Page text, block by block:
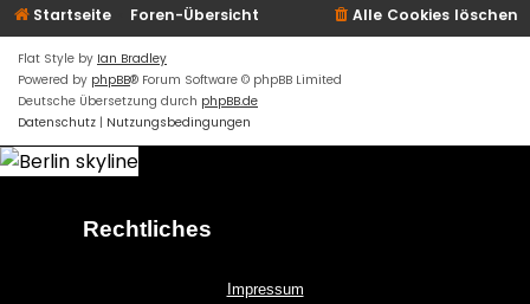
Startseite Foren-Übersicht Alle Cookies löschen
Flat Style by Ian Bradley
Powered by phpBB® Forum Software © phpBB Limited
Deutsche Übersetzung durch phpBB.de
Datenschutz | Nutzungsbedingungen
Rechtliches
Impressum